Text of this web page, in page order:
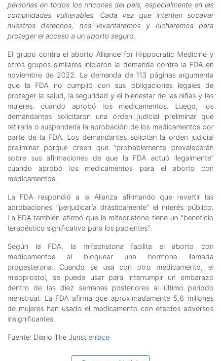
personas en todos los rincones del país, especialmente en las
comunidades vulnerables. Cada vez que intenten socavar
nuestros derechos, nos levantaremos y lucharemos para
proteger el acceso a un aborto seguro.
El grupo contra el aborto Alliance for Hippocratic Medicine y
otros grupos similares iniciaron la demanda contra la FDA en
noviembre de 2022. La demanda de 113 páginas argumenta
que la FDA no cumplió con sus obligaciones legales de
proteger la salud, la seguridad y el bienestar de las niñas y las
mujeres. cuando aprobó los medicamentos. Luego, los
demandantes solicitaron una orden judicial preliminar que
retiraría o suspendería la aprobación de los medicamentos por
parte de la FDA. Los demandantes solicitan la orden judicial
preliminar porque creen que “probablemente prevalecerán
sobre sus afirmaciones de que la FDA actuó ilegalmente”
cuando aprobó los medicamentos para el aborto con
medicamentos.
La FDA respondió a la Alianza afirmando que revertir las
aprobaciones “perjudicaría drásticamente” el interés público.
La FDA también afirmó que la mifepristona tiene un "beneficio
terapéutico significativo para los pacientes".
Según la FDA, la mifepristona facilita el aborto con
medicamentos al bloquear una hormona llamada
progesterona. Cuando se usa con otro medicamento, el
misoprostol, se puede usar para interrumpir un embarazo
dentro de las diez semanas posteriores al último período
menstrual. La FDA afirma que aproximadamente 5,6 millones
de mujeres han usado el medicamento con efectos adversos
insignificantes.
Fuente: Diario The Jurist enlace